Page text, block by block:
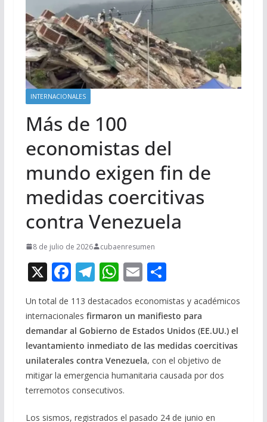
INTERNACIONALES
Más de 100
economistas del
mundo exigen fin de
medidas coercitivas
contra Venezuela
8 de julio de 2026 cubaenresumen
X F
e
b
o
o
k
T
e
gr
a
m
W
h
at
s
A
p
p
E
ai
l
C
m
p
ar
ti
r
Un total de 113 destacados economistas y académicos
internacionales firmaron un manifiesto para
demandar al Gobierno de Estados Unidos (EE.UU.) el
levantamiento inmediato de las medidas coercitivas
unilaterales contra Venezuela, con el objetivo de
mitigar la emergencia humanitaria causada por dos
terremotos consecutivos.
Los sismos, registrados el pasado 24 de junio en